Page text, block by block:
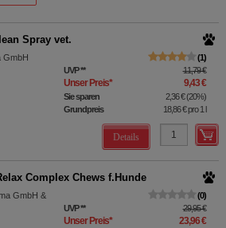
Spray vet.
GmbH
1
UVP** 11,79 €
Unser Preis* 9,43 €
Sie sparen 2,36 €(20%)
Grundpreis
18,86 €pro 1 l
Details
Complex Chews f.Hunde
GmbH &
0
UVP** 29,95 €
Unser Preis* 23,96 €